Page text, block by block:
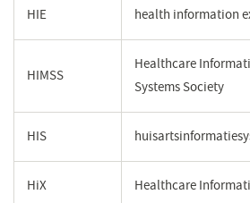
HIE health information
HIMSS
Healthcare
Systems Society
HIS
HiX Healthcare